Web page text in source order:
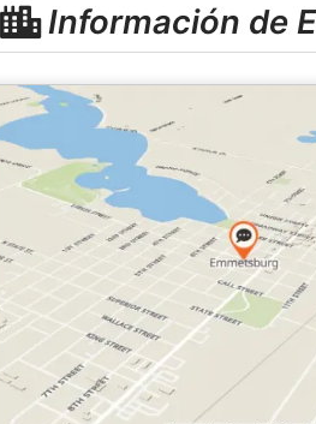
Información de